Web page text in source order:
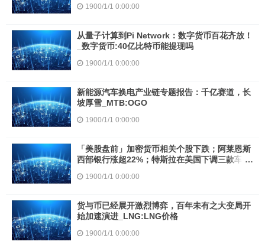
1900/1/1 0:00:00
从量子计算到Pi Network：数字货币百花齐放！
_数字货币:40亿比特币能提现吗
1900/1/1 0:00:00
新能源汽车换电产业链专题报告：千亿赛道，长
坡厚雪_MTB:OGO
1900/1/1 0:00:00
「美股盘前」加密货币相关个股下跌；阿莱恩斯
西部银行涨超22%；特斯拉在美国下调三款车型
格TAL币
1900/1/1 0:00:00
货与币已经展开激烈博弈，百年未有之大变局开
始加速演进_LNG:LNG价格
1900/1/1 0:00:00